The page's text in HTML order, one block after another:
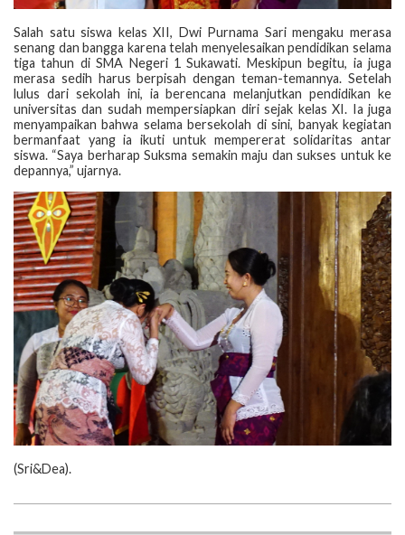
‎Salah satu siswa kelas XII, Dwi Purnama Sari mengaku merasa
senang dan bangga karena telah menyelesaikan pendidikan selama
tiga tahun di SMA Negeri 1 Sukawati. Meskipun begitu, ia juga
merasa sedih harus berpisah dengan teman-temannya. Setelah
lulus dari sekolah ini, ia berencana melanjutkan pendidikan ke
universitas dan sudah mempersiapkan diri sejak kelas XI. Ia juga
menyampaikan bahwa selama bersekolah di sini, banyak kegiatan
bermanfaat yang ia ikuti untuk mempererat solidaritas antar
siswa. “Saya berharap Suksma semakin maju dan sukses untuk ke
depannya,” ujarnya.
‎(‎Sri&Dea).